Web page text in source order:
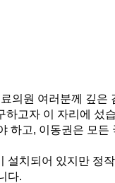
의원 여러분께 깊은
하고자 이 자리에 섰
하고, 이동권은 모
치되어 있지만 정
다.